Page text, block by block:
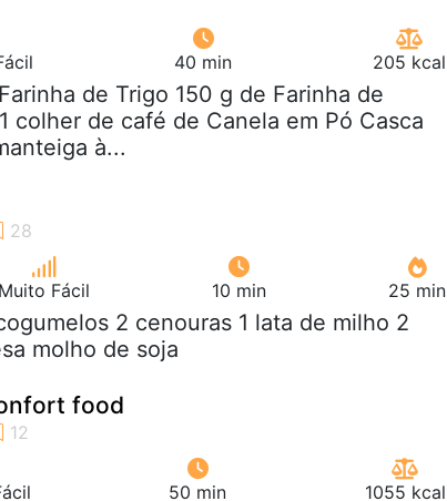
40 min 205 kcal
de Trigo 150 g de Farinha de
colher de café de Canela em Pó Casca
à...
Muito Fácil 10 min 25 min
2 cenouras 1 lata de milho 2
molho de soja
food
50 min 1055 kcal